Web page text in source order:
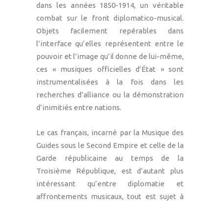
dans les années 1850-1914, un véritable
combat sur le front diplomatico-musical.
Objets facilement repérables dans
l’interface qu’elles représentent entre le
pouvoir et l’image qu’il donne de lui-même,
ces « musiques officielles d’État » sont
instrumentalisées à la fois dans les
recherches d’alliance ou la démonstration
d’inimitiés entre nations.
Le cas français, incarné par la Musique des
Guides sous le Second Empire et celle de la
Garde républicaine au temps de la
Troisième République, est d’autant plus
intéressant qu’entre diplomatie et
affrontements musicaux, tout est sujet à